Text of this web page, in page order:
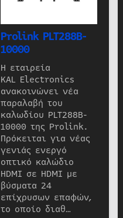
Prolink PLT288B-
10000
Η εταιρεία
KAL Electronics
ανακοινώνει νέα
παραλαβή του
καλωδίου PLT288B-
10000 της Prolink.
Πρόκειται για νέας
γενιάς ενεργό
οπτικό καλώδιο
HDMI σε HDMI με
βύσματα 24
επίχρυσων επαφών,
το οποίο διαθ…